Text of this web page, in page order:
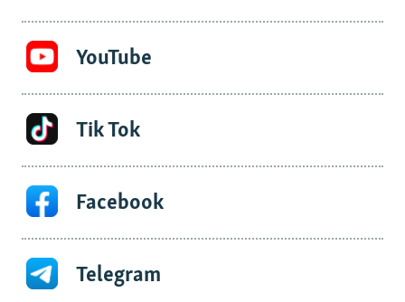
YouTube
Tik Tok
Facebook
Telegram